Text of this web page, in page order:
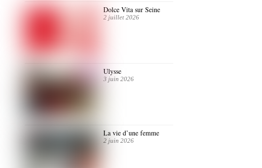
Dolce Vita sur Seine
2 juillet 2026
Ulysse
3 juin 2026
La vie d’une femme
2 juin 2026